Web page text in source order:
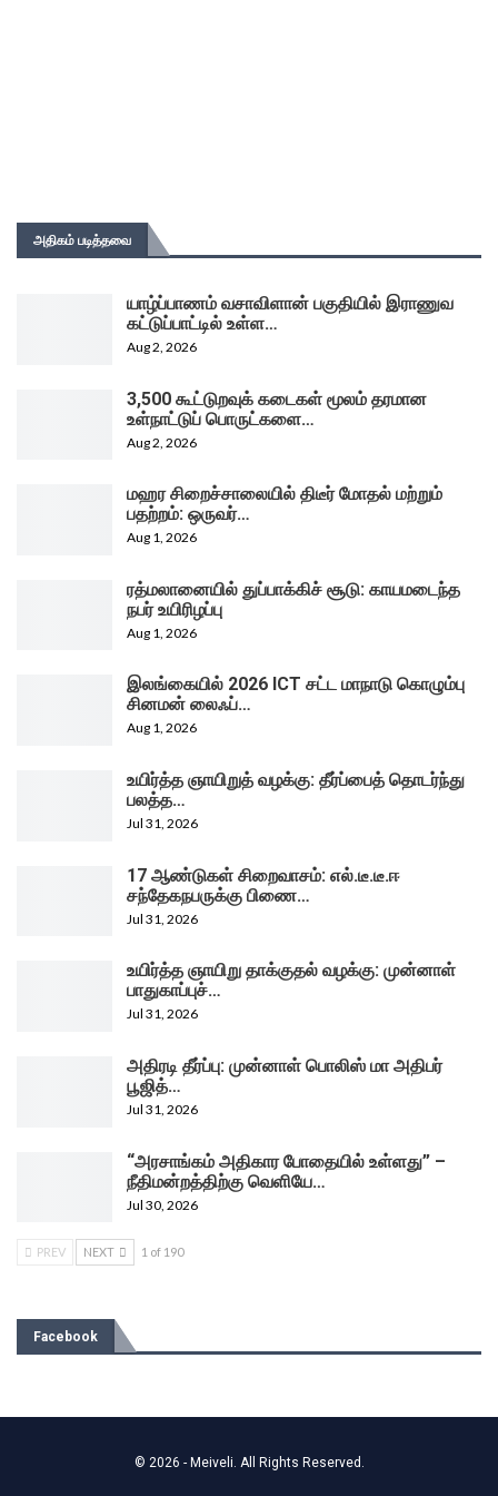
அதிகம் படித்தவை
யாழ்ப்பாணம் வசாவிளான் பகுதியில் இராணுவ
கட்டுப்பாட்டில் உள்ள…
Aug 2, 2026
3,500 கூட்டுறவுக் கடைகள் மூலம் தரமான
உள்நாட்டுப் பொருட்களை…
Aug 2, 2026
மஹர சிறைச்சாலையில் திடீர் மோதல் மற்றும்
பதற்றம்: ஒருவர்…
Aug 1, 2026
ரத்மலானையில் துப்பாக்கிச் சூடு: காயமடைந்த
நபர் உயிரிழப்பு
Aug 1, 2026
இலங்கையில் 2026 ICT சட்ட மாநாடு கொழும்பு
சினமன் லைஃப்…
Aug 1, 2026
உயிர்த்த ஞாயிறுத் வழக்கு: தீர்ப்பைத் தொடர்ந்து
பலத்த…
Jul 31, 2026
17 ஆண்டுகள் சிறைவாசம்: எல்.டீ.டீ.ஈ
சந்தேகநபருக்கு பிணை…
Jul 31, 2026
உயிர்த்த ஞாயிறு தாக்குதல் வழக்கு: முன்னாள்
பாதுகாப்புச்…
Jul 31, 2026
அதிரடி தீர்ப்பு: முன்னாள் பொலிஸ் மா அதிபர்
பூஜித்…
Jul 31, 2026
“அரசாங்கம் அதிகார போதையில் உள்ளது” –
நீதிமன்றத்திற்கு வெளியே…
Jul 30, 2026
PREV NEXT 1 of 190
Facebook
© 2026 - Meiveli. All Rights Reserved.